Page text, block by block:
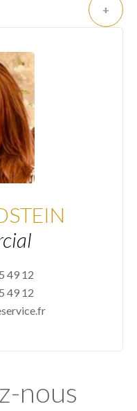
+
49 12
49 12
nous